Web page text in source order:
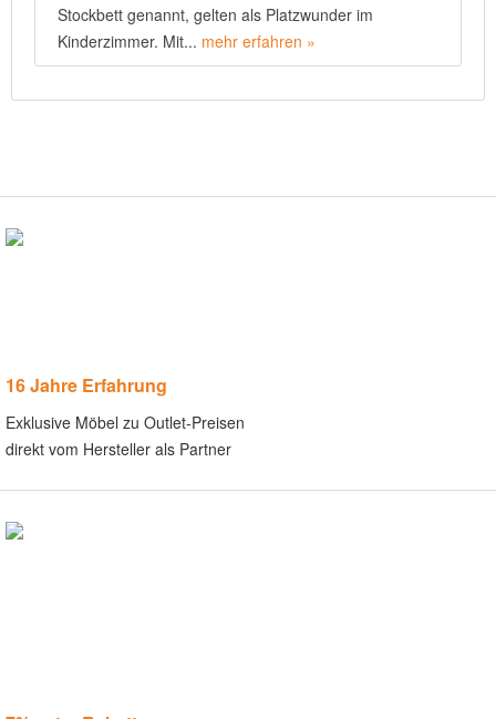
Stockbett genannt, gelten als Platzwunder im
Kinderzimmer. Mit... mehr erfahren »
16 Jahre Erfahrung
Exklusive Möbel zu Outlet-Preisen
direkt vom Hersteller als Partner